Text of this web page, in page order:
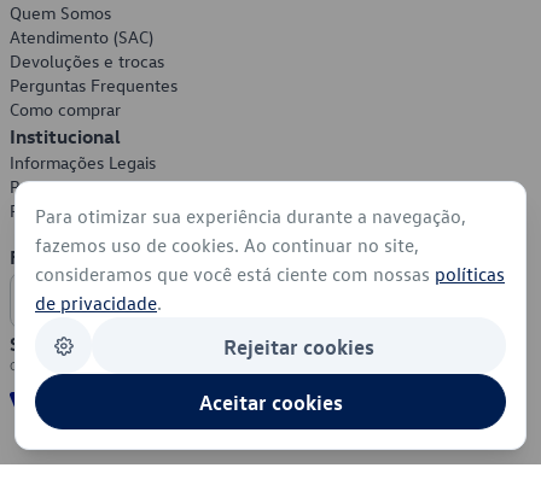
Quem Somos
Atendimento (SAC)
Devoluções e trocas
Perguntas Frequentes
Como comprar
Institucional
Informações Legais
Política de Privacidade
Política de Cookies
Formas de Pagamento
Segurança
Para otimizar sua experiência durante a navegação,
fazemos uso de cookies. Ao continuar no site,
consideramos que você está ciente com nossas políticas
de privacidade.
Rejeitar cookies
Aceitar cookies